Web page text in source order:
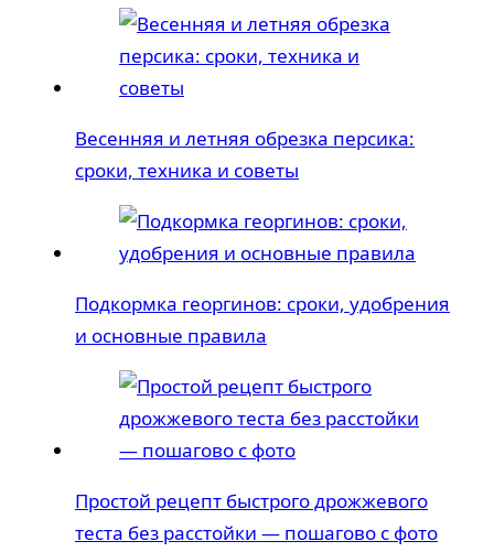
Весенняя и летняя обрезка персика:
сроки, техника и советы
Подкормка георгинов: сроки, удобрения
и основные правила
Простой рецепт быстрого дрожжевого
теста без расстойки — пошагово с фото